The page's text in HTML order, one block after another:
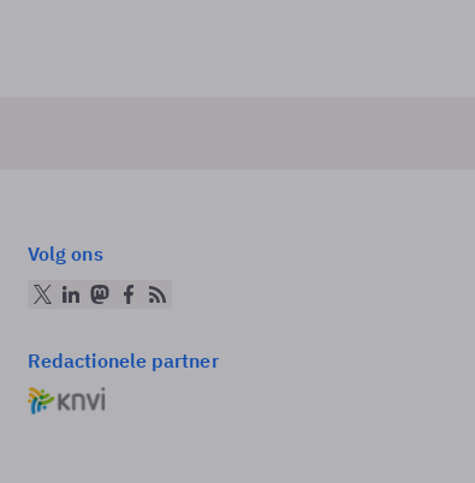
Volg ons
Redactionele partner